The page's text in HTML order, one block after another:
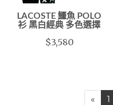
LACOSTE 鱷魚 POLO
衫 黑白經典 多色選擇
$3,580
« 1